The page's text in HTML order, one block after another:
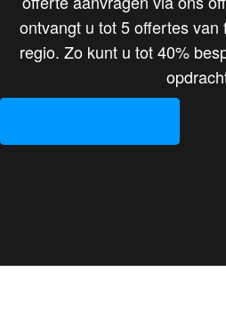
ontvangt u tot 5 offertes
regio. Zo kunt u tot 40%